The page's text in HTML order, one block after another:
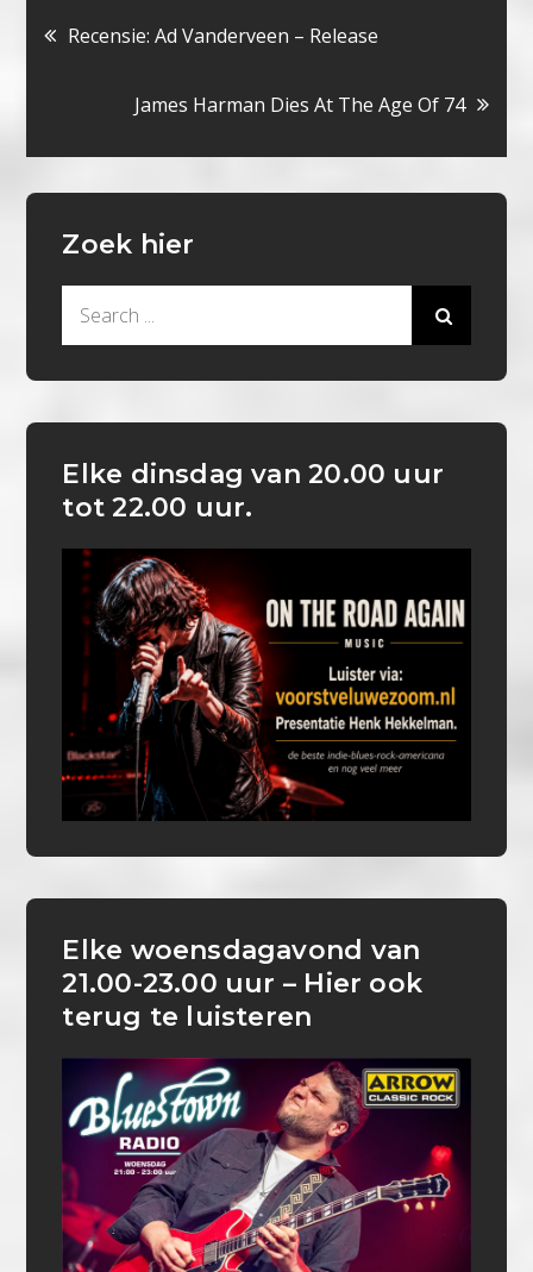
Bericht
navigatie
Recensie: Ad Vanderveen – Release
James Harman Dies At The Age Of 74
Zoek hier
Elke dinsdag van 20.00 uur
tot 22.00 uur.
Elke woensdagavond van
21.00-23.00 uur – Hier ook
terug te luisteren